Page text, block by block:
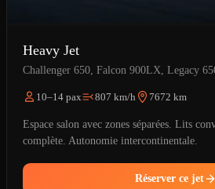
Heavy Jet
Challenger 650, Falcon 900LX, Legacy
10–14 pax 807 km/h 7672 km
Espace salon avec zones séparées. Lits
complète. Autonomie intercontinentale.
Réserver ce jet